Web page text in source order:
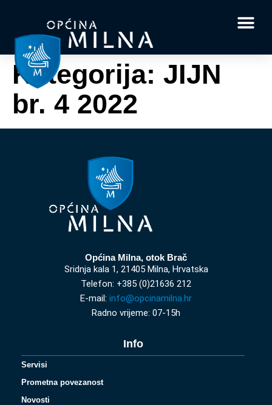
Kategorija: JIJN
br. 4 2022
Općina Milna, otok Brač
Sridnja kala 1, 21405 Milna, Hrvatska
Telefon: +385 (0)21636 212
E-mail: info@opcinamilna.hr
Radno vrijeme: 07-15h
Info
Servisi
Prometna povezanost
Novosti